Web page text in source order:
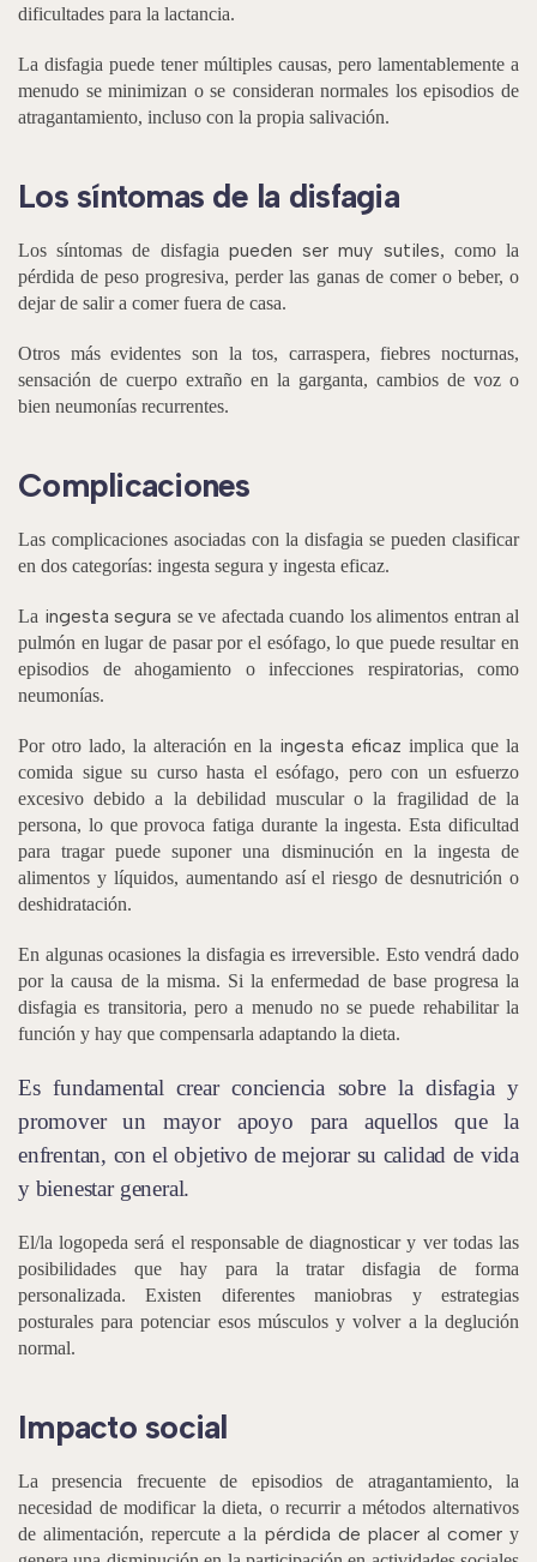
dificultades para la lactancia.
La disfagia puede tener múltiples causas, pero lamentablemente a
menudo se minimizan o se consideran normales los episodios de
atragantamiento, incluso con la propia salivación.
Los síntomas de la disfagia
Los síntomas de disfagia pueden ser muy sutiles, como la
pérdida de peso progresiva, perder las ganas de comer o beber, o
dejar de salir a comer fuera de casa.
Otros más evidentes son la tos, carraspera, fiebres nocturnas,
sensación de cuerpo extraño en la garganta, cambios de voz o
bien neumonías recurrentes.
Complicaciones
Las complicaciones asociadas con la disfagia se pueden clasificar
en dos categorías: ingesta segura y ingesta eficaz.
La ingesta segura se ve afectada cuando los alimentos entran al
pulmón en lugar de pasar por el esófago, lo que puede resultar en
episodios de ahogamiento o infecciones respiratorias, como
neumonías.
Por otro lado, la alteración en la ingesta eficaz implica que la
comida sigue su curso hasta el esófago, pero con un esfuerzo
excesivo debido a la debilidad muscular o la fragilidad de la
persona, lo que provoca fatiga durante la ingesta. Esta dificultad
para tragar puede suponer una disminución en la ingesta de
alimentos y líquidos, aumentando así el riesgo de desnutrición o
deshidratación.
En algunas ocasiones la disfagia es irreversible. Esto vendrá dado
por la causa de la misma. Si la enfermedad de base progresa la
disfagia es transitoria, pero a menudo no se puede rehabilitar la
función y hay que compensarla adaptando la dieta.
Es fundamental crear conciencia sobre la disfagia y
promover un mayor apoyo para aquellos que la
enfrentan, con el objetivo de mejorar su calidad de vida
y bienestar general.
El/la logopeda será el responsable de diagnosticar y ver todas las
posibilidades que hay para la tratar disfagia de forma
personalizada. Existen diferentes maniobras y estrategias
posturales para potenciar esos músculos y volver a la deglución
normal.
Impacto social
La presencia frecuente de episodios de atragantamiento, la
necesidad de modificar la dieta, o recurrir a métodos alternativos
de alimentación, repercute a la pérdida de placer al comery